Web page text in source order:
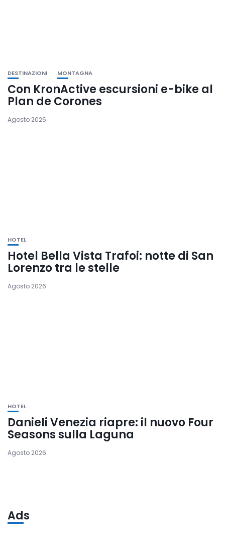
DESTINAZIONI MONTAGNA
Con KronActive escursioni e-bike al
Plan de Corones
Agosto 2026
HOTEL
Hotel Bella Vista Trafoi: notte di San
Lorenzo tra le stelle
Agosto 2026
HOTEL
Danieli Venezia riapre: il nuovo Four
Seasons sulla Laguna
Agosto 2026
Ads